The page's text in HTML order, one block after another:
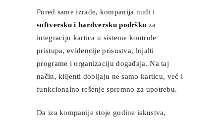
Pored same izrade, kompanija nudi i
softversku i hardversku podršku za
integraciju kartica u sisteme kontrole
pristupa, evidencije prisustva, lojalti
programe i organizaciju događaja. Na taj
način, klijenti dobijaju ne samo karticu, već i
funkcionalno rešenje spremno za upotrebu.
Da iza kompanije stoje godine iskustva,